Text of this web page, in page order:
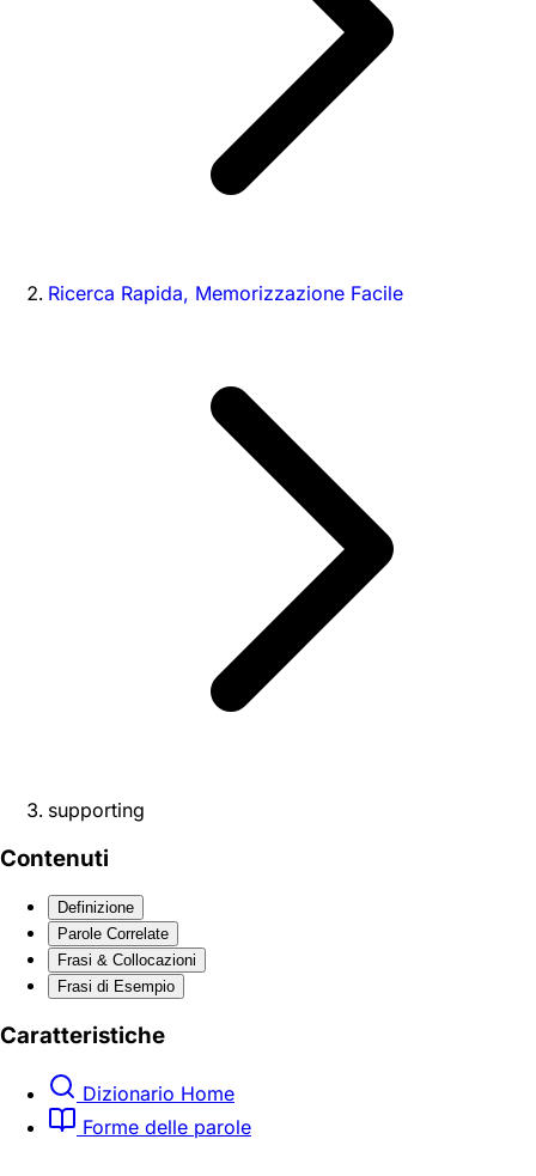
Ricerca Rapida, Memorizzazione Facile
supporting
Contenuti
Definizione
Parole Correlate
Frasi & Collocazioni
Frasi di Esempio
Caratteristiche
Dizionario Home
Forme delle parole